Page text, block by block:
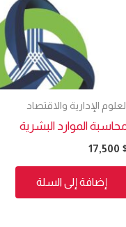
الإدارية والاقتصاد
الموارد البشرية
17,500
إضافة إلى السلة